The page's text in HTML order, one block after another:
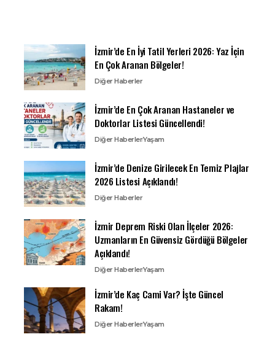
İzmir’de En İyi Tatil Yerleri 2026: Yaz İçin
En Çok Aranan Bölgeler!
Diğer Haberler
İzmir’de En Çok Aranan Hastaneler ve
Doktorlar Listesi Güncellendi!
Diğer HaberlerYaşam
İzmir’de Denize Girilecek En Temiz Plajlar
2026 Listesi Açıklandı!
Diğer Haberler
İzmir Deprem Riski Olan İlçeler 2026:
Uzmanların En Güvensiz Gördüğü Bölgeler
Açıklandı!
Diğer HaberlerYaşam
İzmir’de Kaç Cami Var? İşte Güncel
Rakam!
Diğer HaberlerYaşam